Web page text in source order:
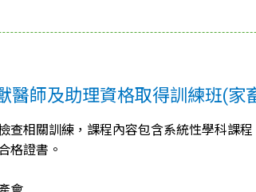
醫師及助理資格取得訓練班(家
查相關訓練，課程內容包含系統性學科課
格證書。